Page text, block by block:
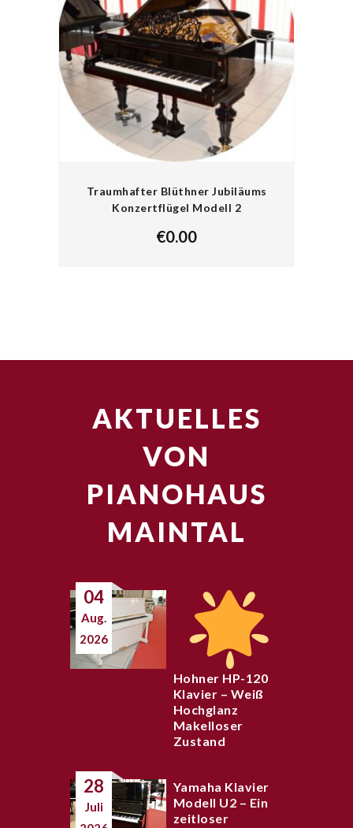
Traumhafter Blüthner Jubiläums
Konzertflügel Modell 2
€0.00
AKTUELLES
VON
PIANOHAUS
MAINTAL
04
Aug.
2026
Hohner HP-120
Klavier – Weiß
Hochglanz
Makelloser
Zustand
28
Juli
Yamaha Klavier
Modell U2 – Ein
zeitloser